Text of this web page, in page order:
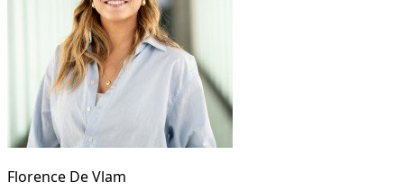
Florence De Vlam